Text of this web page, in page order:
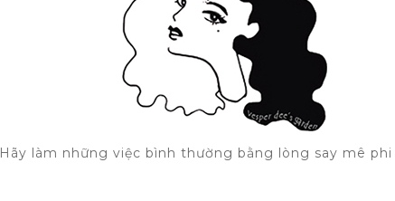
Hãy làm những việc bình thường bằng lòng say mê